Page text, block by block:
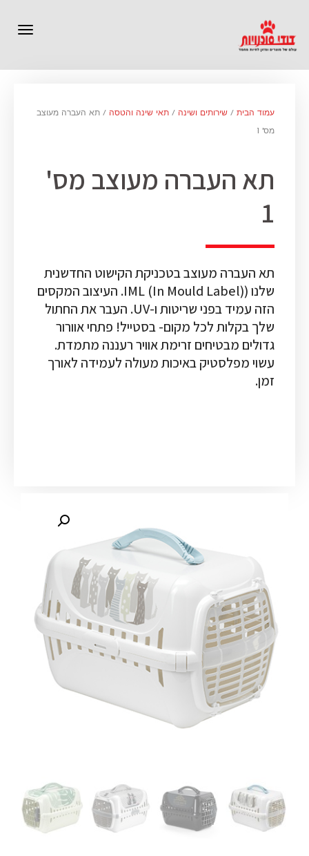
עמוד הבית / שירותים ושינה / תאי שינה והטסה / תא העברה מעוצב
מס' 1
תא העברה מעוצב מס'
1
תא העברה מעוצב בטכניקת הקישוט החדשנית
שלנו (IML (In Mould Label). העיצוב המקסים
הזה עמיד בפני שריטות ו-UV. העבר את החתול
שלך בקלות לכל מקום- בסטייל! פתחי אוורור
גדולים מבטיחים זרימת אוויר רעננה מתמדת.
עשוי מפלסטיק באיכות מעולה לעמידה לאורך
זמן.